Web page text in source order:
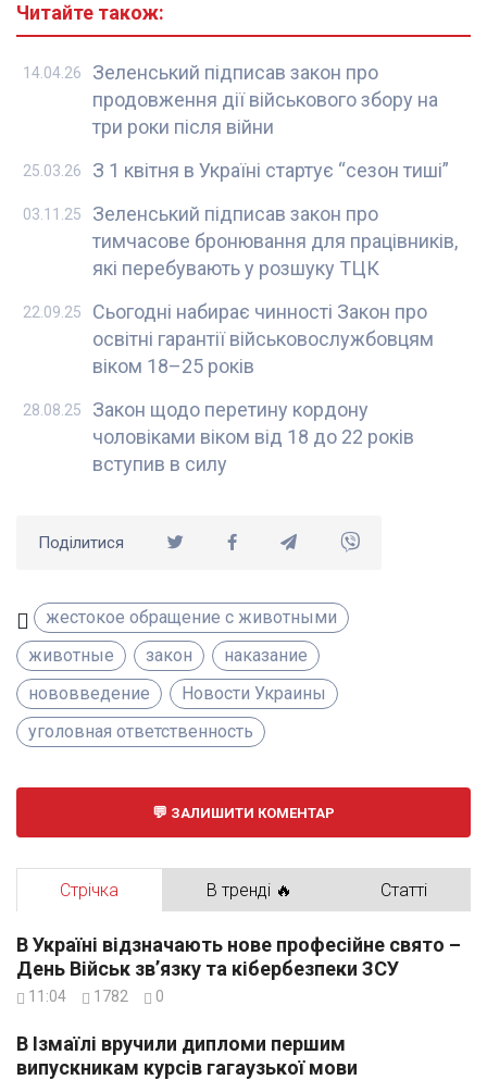
Читайте також:
Зеленський підписав закон про
продовження дії військового збору на
три роки після війни
14.04.26
З 1 квітня в Україні стартує “сезон тиші”
25.03.26
Зеленський підписав закон про
тимчасове бронювання для працівників,
які перебувають у розшуку ТЦК
03.11.25
Сьогодні набирає чинності Закон про
освітні гарантії військовослужбовцям
віком 18–25 років
22.09.25
Закон щодо перетину кордону
чоловіками віком від 18 до 22 років
вступив в силу
28.08.25
Поділитися
жестокое обращение с животными
животные
закон
наказание
нововведение
Новости Украины
уголовная ответственность
ЗАЛИШИТИ КОМЕНТАР
Стрічка В тренді 🔥 Статті
В Україні відзначають нове професійне свято –
День Військ зв’язку та кібербезпеки ЗСУ
11:04 1782 0
В Ізмаїлі вручили дипломи першим
випускникам курсів гагаузької мови